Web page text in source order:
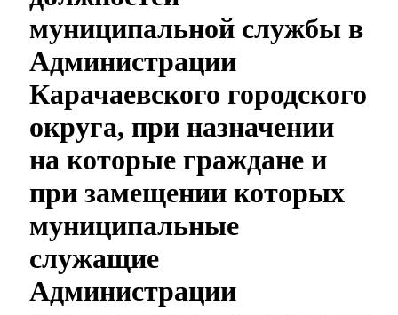
муниципальной службы в
Администрации
Карачаевского городского
округа, при назначении
на которые граждане и
при замещении которых
муниципальные
служащие
Администрации